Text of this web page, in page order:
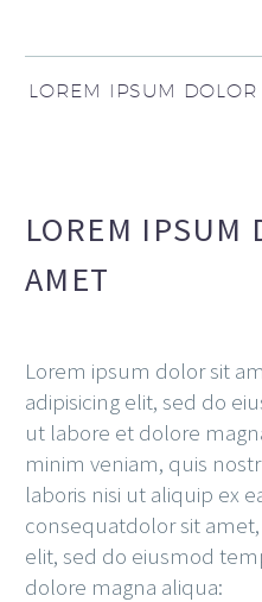
LOREM IPSUM
LOREM IPSUM
AMET
Lorem ipsum dolor sit
adipisicing elit, sed do
ut labore et dolore
minim veniam, quis
laboris nisi ut aliquip ex
consequatdolor sit
elit, sed do eiusmod
dolore magna aliqua: